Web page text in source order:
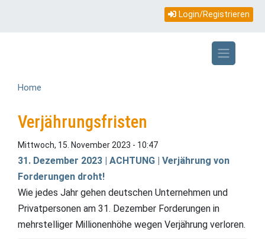
Login/Registrieren
Home
Verjährungsfristen
Mittwoch, 15. November 2023 - 10:47
31. Dezember 2023 | ACHTUNG | Verjährung von
Forderungen droht!
Wie jedes Jahr gehen deutschen Unternehmen und
Privatpersonen am 31. Dezember Forderungen in
mehrstelliger Millionenhöhe wegen Verjährung verloren.